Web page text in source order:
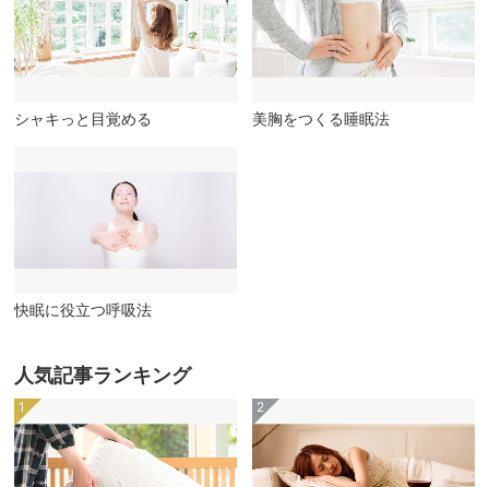
シャキっと目覚める 美胸をつくる睡眠法
快眠に役立つ呼吸法
人気記事ランキング